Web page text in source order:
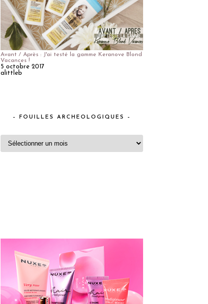
Avant / Après : J'ai testé la gamme Keranove Blond
Vacances !
5 octobre 2017
alittleb
– FOUILLES ARCHEOLOGIQUES –